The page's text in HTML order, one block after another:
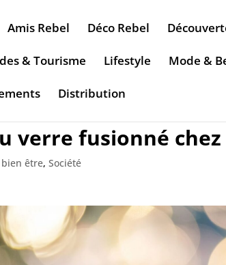
Amis Rebel Déco Rebel
& Tourisme Lifestyle Mode &
Distribution
verre fusionné chez
bien être,Société